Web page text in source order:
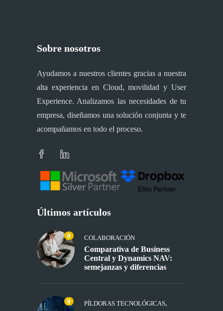
Sobre nosotros
Ayudamos a nuestros clientes gracias a nuestra
alta experiencia en Cloud, movilidad y User
Experience. Analizamos las necesidades de tu
empresa, diseñamos una solución conjunta y te
acompañamos en todo el proceso.
Últimos artículos
0 COLABORACIÓN
Comparativa de Business
Central y Dynamics NAV:
semejanzas y diferencias
0 PÍLDORAS TECNOLÓGICAS,